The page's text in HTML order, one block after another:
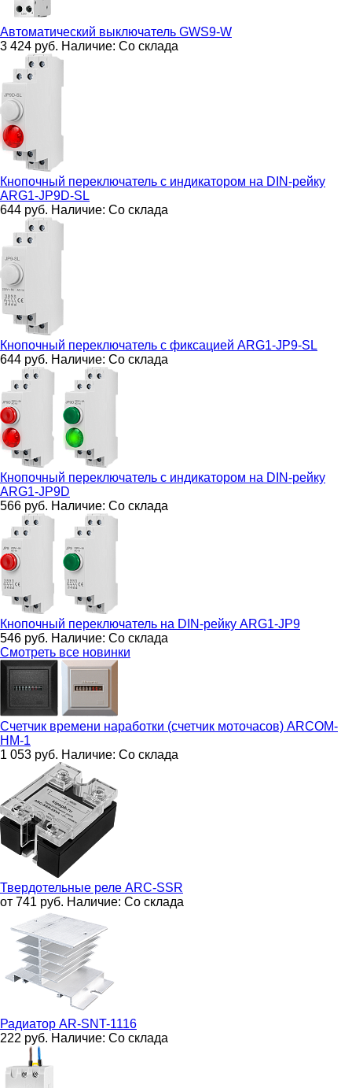
Автоматический выключатель GWS9-W
3 424 руб. Наличие: Со склада
Кнопочный переключатель с индикатором на DIN-рейку
ARG1-JP9D-SL
644 руб. Наличие: Со склада
Кнопочный переключатель с фиксацией ARG1-JP9-SL
644 руб. Наличие: Со склада
Кнопочный переключатель с индикатором на DIN-рейку
ARG1-JP9D
566 руб. Наличие: Со склада
Кнопочный переключатель на DIN-рейку ARG1-JP9
546 руб. Наличие: Со склада
Смотреть все новинки
Счетчик времени наработки (счетчик моточасов) ARCOM-
HM-1
1 053 руб. Наличие: Со склада
Твердотельные реле ARC-SSR
от 741 руб. Наличие: Со склада
Радиатор AR-SNT-1116
222 руб. Наличие: Со склада